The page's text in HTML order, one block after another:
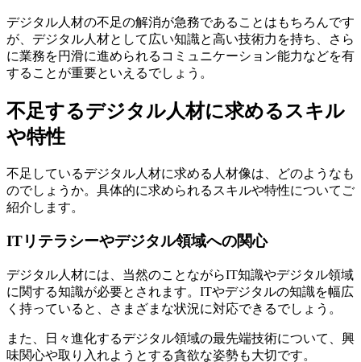
デジタル人材の不足の解消が急務であることはもちろんです
が、デジタル人材として広い知識と高い技術力を持ち、さら
に業務を円滑に進められるコミュニケーション能力などを有
することが重要といえるでしょう。
不足するデジタル人材に求めるスキル
や特性
不足しているデジタル人材に求める人材像は、どのようなも
のでしょうか。具体的に求められるスキルや特性についてご
紹介します。
ITリテラシーやデジタル領域への関心
デジタル人材には、当然のことながらIT知識やデジタル領域
に関する知識が必要とされます。ITやデジタルの知識を幅広
く持っていると、さまざまな状況に対応できるでしょう。
また、日々進化するデジタル領域の最先端技術について、興
味関心や取り入れようとする貪欲な姿勢も大切です。